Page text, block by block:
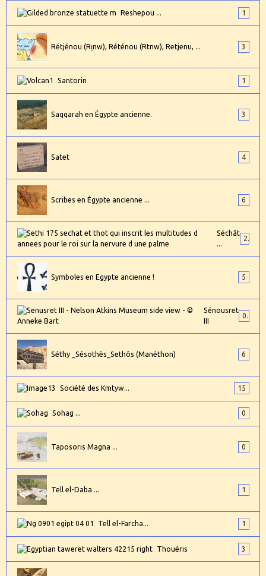
Reshepou ... 1
Rétjénou (Rṯnw), Réténou (Rtnw), Retjenu, ... 3
Santorin 1
Saqqarah en Égypte ancienne. 3
Satet 4
Scribes en Égypte ancienne ... 6
Séchât
...
2
Symboles en Egypte ancienne ! 5
Sénousret
0
Séthy _Sésothès_Sethôs (Manéthon) 6
Société des Kmtyw... 15
Sohag ... 0
Taposoris Magna ... 0
Tell el-Daba ... 1
Tell el-Farcha... 1
Thouéris 3